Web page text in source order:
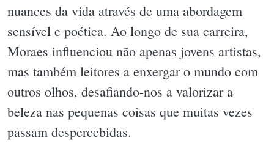
nuances da vida através de uma abordagem
sensível e poética. Ao longo de sua carreira,
Moraes influenciou não apenas jovens artistas,
mas também leitores a enxergar o mundo com
outros olhos, desafiando-nos a valorizar a
beleza nas pequenas coisas que muitas vezes
passam despercebidas.